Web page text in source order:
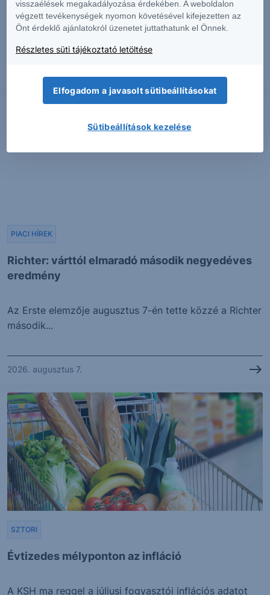
Erős lett a MOL második negyedéve
PIACI HÍREK
Richter: várttól elmaradó második negyedéves
eredmény
PIACI HÍREK
Az Erste elemzője augusztus 7-én tette közzé a Richter
második...
2026. augusztus 7.
Évtizedes mélyponton az infláció
SZTORI
A KSH ma reggel a júliusi fogyasztói inflációs adatot
visszaélések megakadályozása érdekében. A weboldalon
végzett tevékenységek nyomon követésével kifejezetten az
Önt érdeklő ajánlatokról üzenetet juttathatunk el Önnek.
Részletes süti tájékoztató letöltése
Elfogadom a javasolt sütibeállításokat
Sütibeállítások kezelése